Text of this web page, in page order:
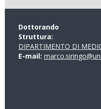
Dottorando
Struttura:
DIPARTIMENTO DI
E-mail: